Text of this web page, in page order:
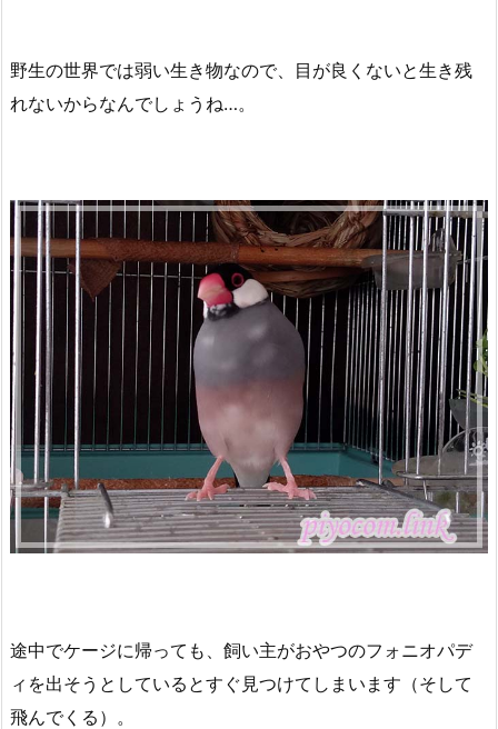
野生の世界では弱い生き物なので、目が良くないと生き残
れないからなんでしょうね…。
途中でケージに帰っても、飼い主がおやつのフォニオパデ
ィを出そうとしているとすぐ見つけてしまいます（そして
飛んでくる）。